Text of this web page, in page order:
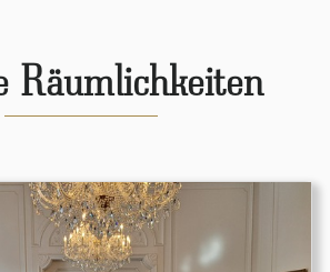
Räumlichkeiten